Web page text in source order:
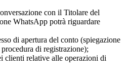
con il Titolare del
WhatsApp potrà riguardare
di apertura del conto (spiegazione
di registrazione);
clienti relative alle operazioni di